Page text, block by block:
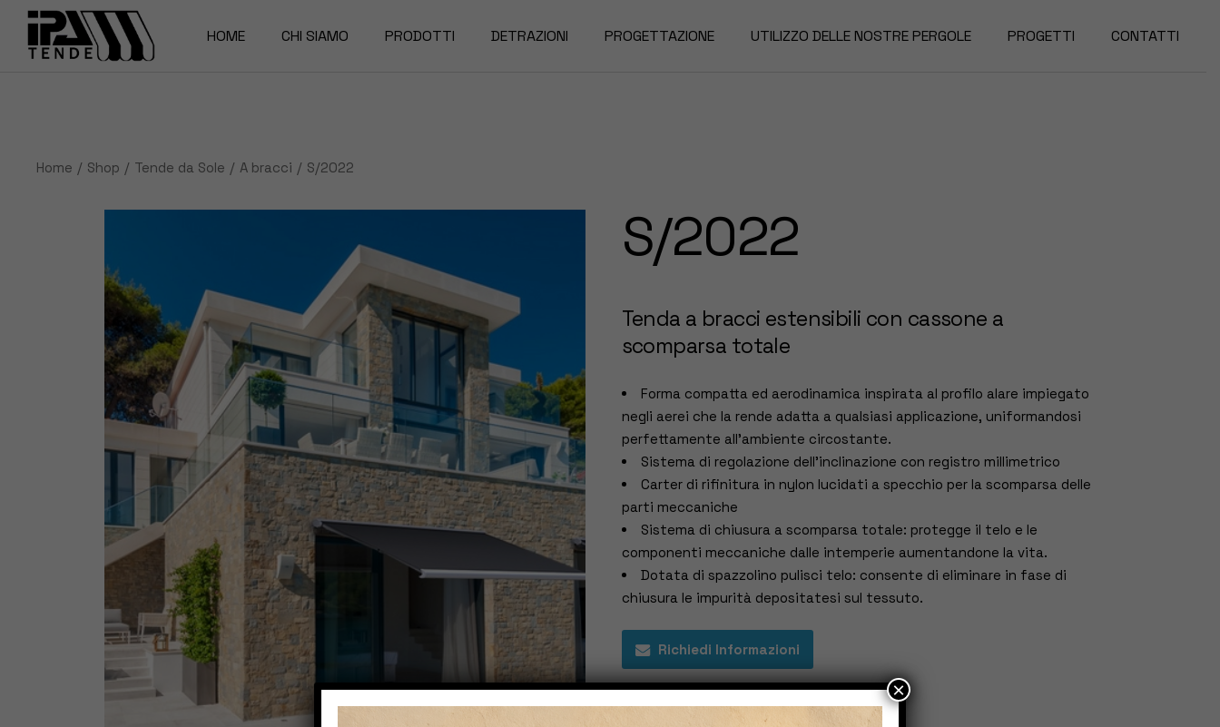
content
HOME CHI SIAMO PRODOTTI DETRAZIONI PROGETTAZIONE UTILIZZO DELLE NOSTRE PERGOLE PROGETTI CONTATTI
Home Shop Tende da Sole A bracci S/2022
S/2022
Tenda a bracci estensibili con cassone a
scomparsa totale
Forma compatta ed aerodinamica inspirata al profilo alare impiegato
negli aerei che la rende adatta a qualsiasi applicazione, uniformandosi
perfettamente all’ambiente circostante.
Sistema di regolazione dell’inclinazione con registro millimetrico
Carter di rifinitura in nylon lucidati a specchio per la scomparsa delle
parti meccaniche
Sistema di chiusura a scomparsa totale: protegge il telo e le
componenti meccaniche dalle intemperie aumentandone la vita.
Dotata di spazzolino pulisci telo: consente di eliminare in fase di
chiusura le impurità depositatesi sul tessuto.
Richiedi Informazioni
×